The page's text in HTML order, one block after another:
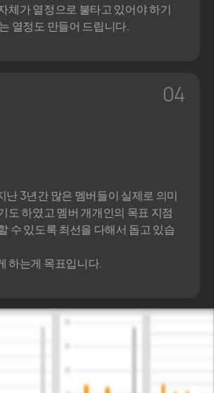
체가 열정으로 불타고 있어야 하기
열정도 만들어 드립니다.
난 3년간 많은 멤버들이 실제로 의미
도 하였고 멤버 개개인의 목표 지점
수 있도록 최선을 다해서 돕고 있습
하는게 목표입니다.
04